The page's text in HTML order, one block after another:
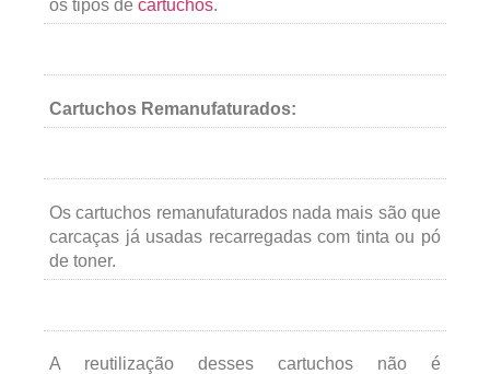
os tipos de cartuchos.
Cartuchos Remanufaturados:
Os cartuchos remanufaturados nada mais são que
carcaças já usadas recarregadas com tinta ou pó
de toner.
A reutilização desses cartuchos não é